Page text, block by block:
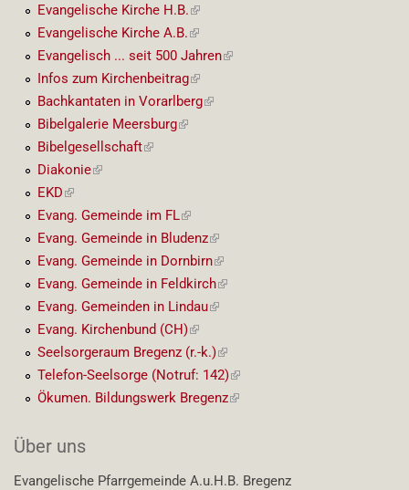
Evangelische Kirche H.B.(externer
Link)
Evangelische Kirche A.B.(externer
Link)
Evangelisch ... seit 500 Jahren(externer
Infos zum Kirchenbeitrag(externer
Link)
Bachkantaten in Vorarlberg(externer
Bibelgalerie Meersburg(externer
Bibelgesellschaft(externer
Diakonie(externer
EKD(externer
Link)
Evang. Gemeinde im FL(externer
Link)
Evang. Gemeinde in Bludenz(externer
Link)
Evang. Gemeinde in Dornbirn(externer
Link)
Evang. Gemeinde in Feldkirch(externer
Link)
Evang. Gemeinden in Lindau(externer
Evang. Kirchenbund (CH)(externer
Link)
Seelsorgeraum Bregenz (r.-k.)(externer
Link)
Telefon-Seelsorge (Notruf: 142)(externer
Link)
Ökumen. Bildungswerk Bregenz(externer
Über uns
Evangelische Pfarrgemeinde A.u.H.B. Bregenz